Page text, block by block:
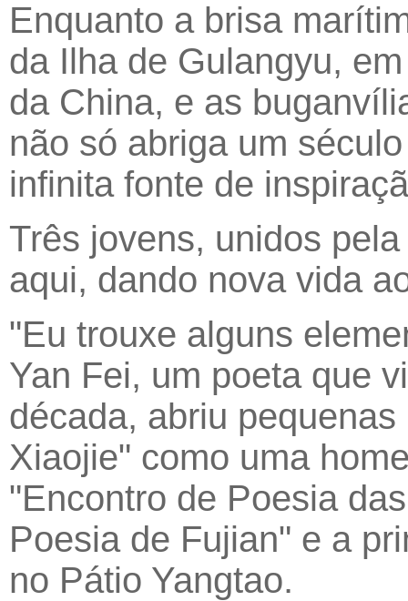
Enquanto a brisa
da Ilha de Gulangyu,
da China, e as
não só abriga um
infinita fonte de
Três jovens, unidos
aqui, dando nova vida
"Eu trouxe alguns
Yan Fei, um poeta que
década, abriu
Xiaojie" como uma
"Encontro de Poesia
Poesia de Fujian" e a
no Pátio Yangtao.